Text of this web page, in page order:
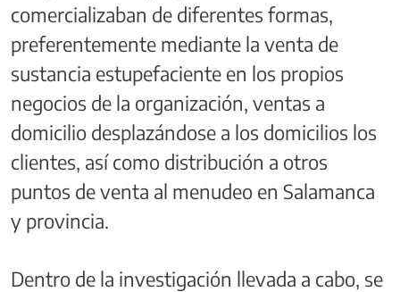
comercializaban de diferentes formas,
preferentemente mediante la venta de
sustancia estupefaciente en los propios
negocios de la organización, ventas a
domicilio desplazándose a los domicilios los
clientes, así como distribución a otros
puntos de venta al menudeo en Salamanca
y provincia.
Dentro de la investigación llevada a cabo, se